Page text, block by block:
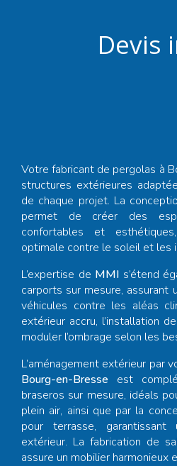
Devis
Votre fabricant de pergolas à
structures extérieures
de chaque projet. La
permet de créer des
confortables et
optimale contre le soleil et les
L’expertise de MMI s’étend
carports sur mesure,
véhicules contre les aléas
extérieur accru, l’installation
moduler l’ombrage selon les
L’aménagement extérieur par
Bourg-en-Bresse est
braseros sur mesure, idéals
plein air, ainsi que par la
pour terrasse,
extérieur. La fabrication de
assure un mobilier harmonieux